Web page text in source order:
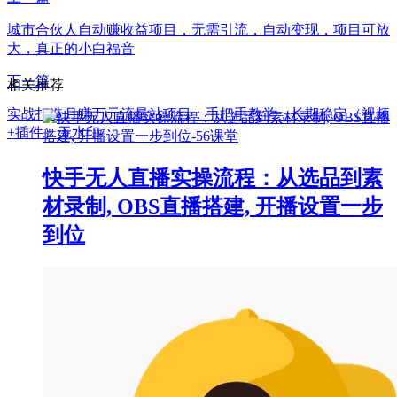
城市合伙人自动赚收益项目，无需引流，自动变现，项目可放
大，真正的小白福音
下一篇
实战打造月赚万元流量站项目：手把手教学，长期稳定（视频
+插件）无水印
相关推荐
快手无人直播实操流程：从选品到素
材录制, OBS直播搭建, 开播设置一步
到位